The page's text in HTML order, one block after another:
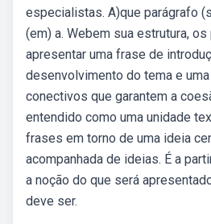
especialistas. A)que parágrafo
(em) a. Webem sua estrutura,
apresentar uma frase de
desenvolvimento do tema e
conectivos que garantem a
entendido como uma unidade
frases em torno de uma ideia
acompanhada de ideias. É a
a noção do que será
deve ser.